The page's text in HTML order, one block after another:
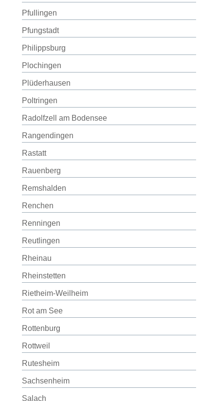
Pfullingen
Pfungstadt
Philippsburg
Plochingen
Plüderhausen
Poltringen
Radolfzell am Bodensee
Rangendingen
Rastatt
Rauenberg
Remshalden
Renchen
Renningen
Reutlingen
Rheinau
Rheinstetten
Rietheim-Weilheim
Rot am See
Rottenburg
Rottweil
Rutesheim
Sachsenheim
Salach